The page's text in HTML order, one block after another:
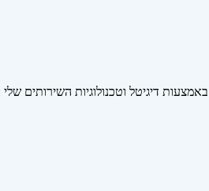
דיגיטל וטכנולוגיות השירותים